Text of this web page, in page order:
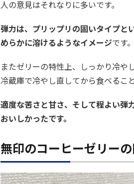
人の意見はそれなりに多いです。
弾力は、プリップリの固いタイプと
めらかに溶けるようなイメージです。
またゼリーの特性上、しっかり冷や
冷蔵庫で冷やし直してから食べるこ
適度な苦さと甘さ、そして程よい弾
おいしかったです。
無印のコーヒーゼリー